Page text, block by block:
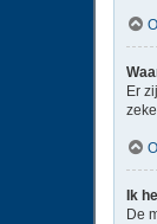
Er
Ik
De